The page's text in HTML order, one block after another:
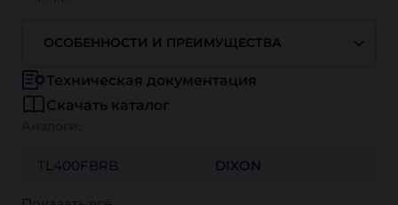
ОСОБЕННОСТИ И ПРЕИМУЩЕСТВА
Техническая документация
Скачать каталог
TL400FBRB DIXON